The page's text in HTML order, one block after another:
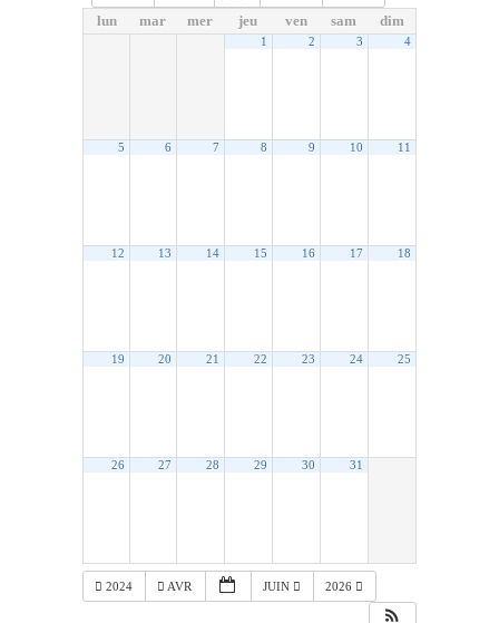
lun mar mer jeu ven sam dim
1 2 3 4
5 6 7 8 9 10 11
12 13 14 15 16 17 18
19 20 21 22 23 24 25
26 27 28 29 30 31
2024 AVR JUIN 2026